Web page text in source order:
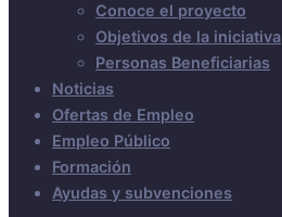
Conoce el proyecto
Objetivos de la iniciativa
Personas Beneficiarias
Noticias
Ofertas de Empleo
Empleo Público
Formación
Ayudas y subvenciones